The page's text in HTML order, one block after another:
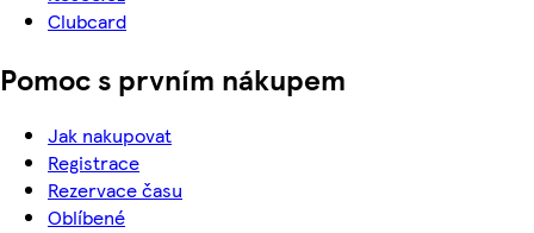
Clubcard
Pomoc s prvním nákupem
Jak nakupovat
Registrace
Rezervace času
Oblíbené